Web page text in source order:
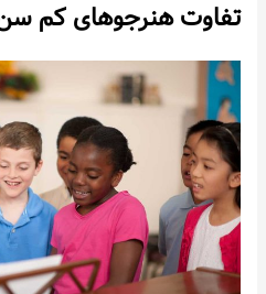
تفاوت هنرجوهای کم سن